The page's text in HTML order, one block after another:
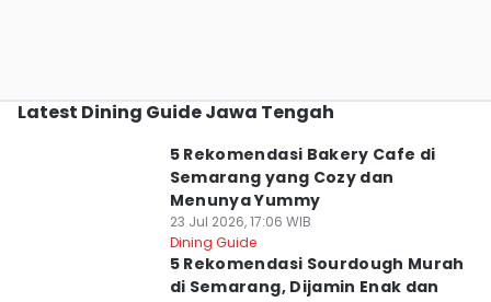
Latest Dining Guide Jawa Tengah
5 Rekomendasi Bakery Cafe di
Semarang yang Cozy dan
Menunya Yummy
23 Jul 2026, 17:06 WIB
Dining Guide
5 Rekomendasi Sourdough Murah
di Semarang, Dijamin Enak dan